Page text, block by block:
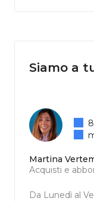
Siamo a
Martina
Acquisti e
Da Lunedì al